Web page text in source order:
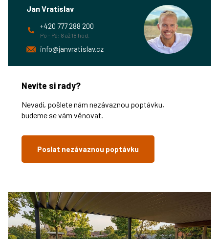
Jan Vratislav
+420 777 288 200
Po - Pá: 8 až 18 hod.
info@janvratislav.cz
Nevíte si rady?
Nevadí, pošlete nám nezávaznou poptávku,
budeme se vám věnovat.
Poslat nezávaznou poptávku